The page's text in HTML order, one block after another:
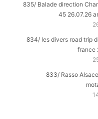
835/ Balade direction
45 26.07.26
834/ les divers road trip
france
833/ Rasso